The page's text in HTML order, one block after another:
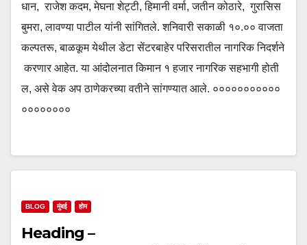
धान, राजेश कदम, मेघना शेट्टी, हिमानी वर्मा, जतीन कोठारे, गुरासिस
बुमरा, लावण्या पाटील यांनी सांगितले. शनिवारी सकाळी १०.०० वाजता
कल्पतरू, बाळकूम येथील डेटा सेंटरबाहेर परिसरातील नागरिक निदर्शने
करणार आहेत. या आंदोलनात किमान १ हजार नागरिक सहभागी होती
ल, असे वेक अप ठाणेकरच्या वतीने सांगण्यात आले. ०००००००००००
००००००००
BLOG मुंबई होम
Heading –